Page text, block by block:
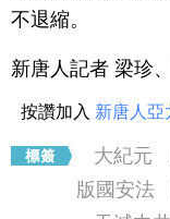
不退縮。
新唐人記者 梁珍
按讚加入 新唐人亞
大紀元
版國安法